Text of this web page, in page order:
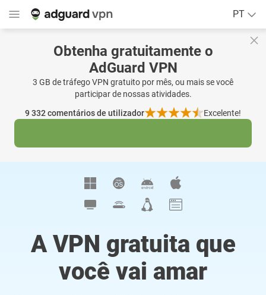
PT
Obtenha gratuitamente o
AdGuard VPN
3 GB de tráfego VPN gratuito por mês, ou mais se você
participar de nossas atividades.
9 332comentários de utilizador Excelente!
A VPN gratuita que
você vai amar